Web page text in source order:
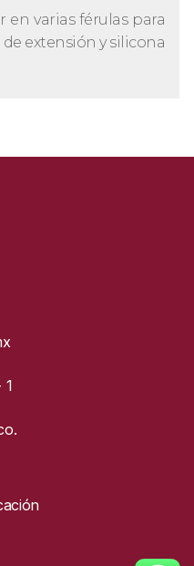
en varias férulas para
extensión y silicona
1